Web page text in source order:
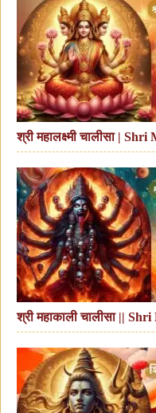
श्री महालक्ष्मी चालीसा |
श्री महाकाली चालीसा ||